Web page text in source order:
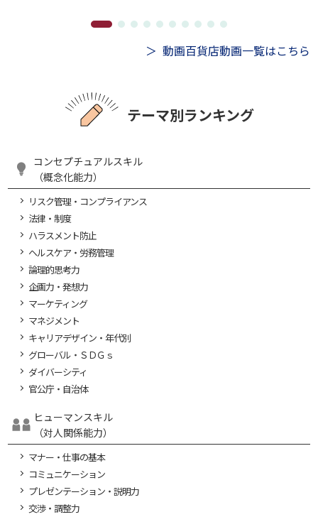
動画百貨店動画一覧はこちら
テーマ別ランキング
コンセプチュアルスキル
（概念化能力）
リスク管理・コンプライアンス
法律・制度
ハラスメント防止
ヘルスケア・労務管理
論理的思考力
企画力・発想力
マーケティング
マネジメント
キャリアデザイン・年代別
グローバル・ＳＤＧｓ
ダイバーシティ
官公庁・自治体
ヒューマンスキル
（対人関係能力）
マナー・仕事の基本
コミュニケーション
プレゼンテーション・説明力
交渉・調整力